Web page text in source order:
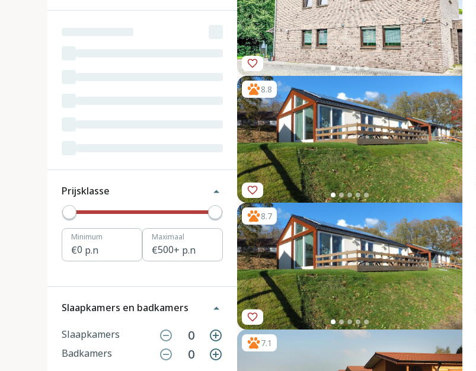
Noorwegen 12
Tsjechië
Denemarken 12
Hongarije
Slovenië 2
Zwitserland 10
Prijsklasse
0 p.n
Minimum
500+ p.n
Maximaal
Slaapkamers en badkamers
Slaapkamers 0
Badkamers 0
8.8
8.7
7.1